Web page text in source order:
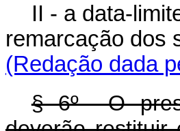
II - a data-
remarcação dos
(Redação dada
§ 6º O